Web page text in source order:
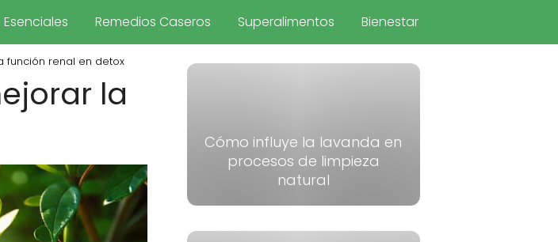
Remedios Caseros Superalimentos Bienestar
función renal en detox
la
Cómo influye la lavanda en
procesos de limpieza
natural